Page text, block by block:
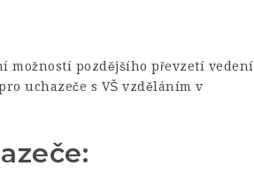
možností pozdějšího převzetí vedení
uchazeče s VŠ vzděláním v